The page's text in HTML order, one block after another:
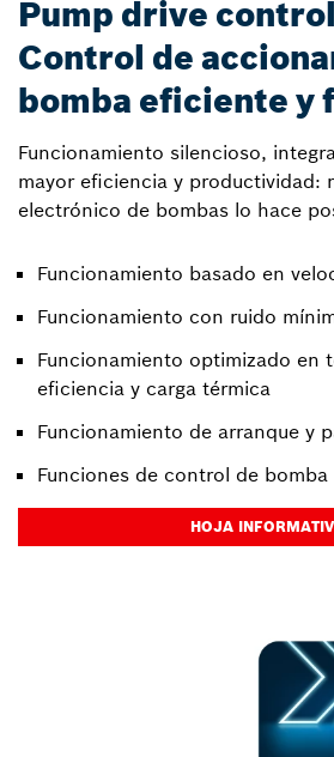
Pump drive
Control de
bomba eficiente y
Funcionamiento silencioso,
mayor eficiencia y productividad:
electrónico de bombas lo hace
Funcionamiento basado en
Funcionamiento con ruido
Funcionamiento optimizado en
eficiencia y carga térmica
Funcionamiento de arranque y
Funciones de control de bomba
HOJA